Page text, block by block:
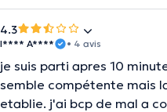
4.3
I**** A**** • 4 avis
je suis parti apres 10
semble compétente mais
etablie. j'ai bcp de mal a